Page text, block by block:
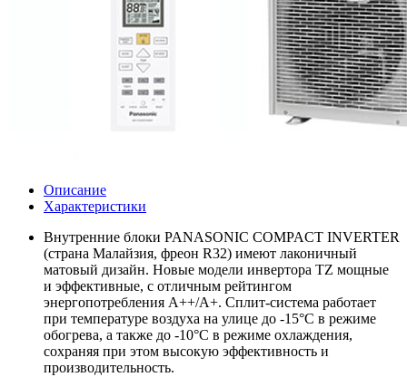
Описание
Характеристики
Внутренние блоки PANASONIC COMPACT INVERTER
(страна Малайзия, фреон R32) имеют лаконичный
матовый дизайн. Новые модели инвертора TZ мощные
и эффективные, с отличным рейтингом
энергопотребления А++/А+. Сплит-система работает
при температуре воздуха на улице до -15°C в режиме
обогрева, а также до -10°C в режиме охлаждения,
сохраняя при этом высокую эффективность и
производительность.